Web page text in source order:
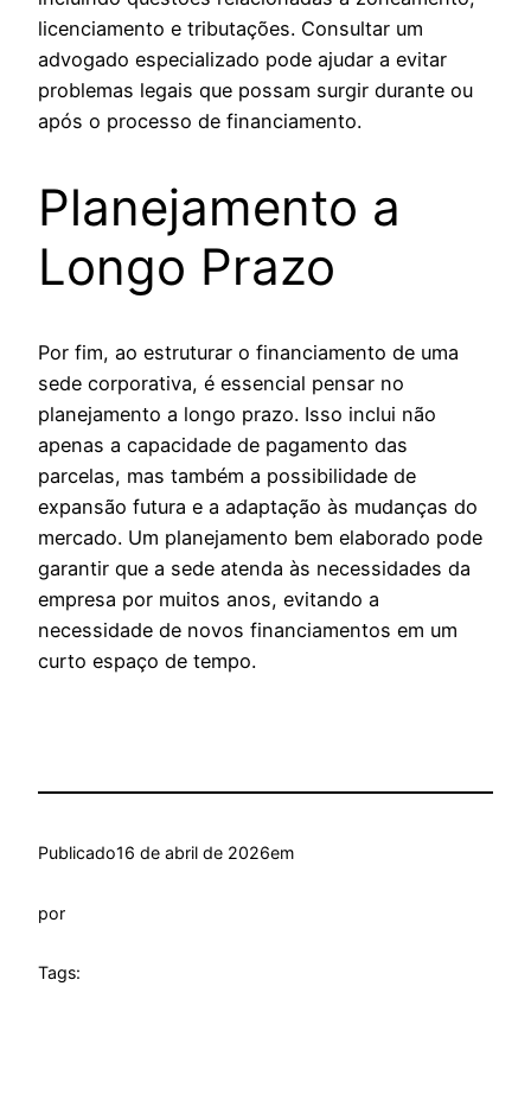
licenciamento e tributações. Consultar um
advogado especializado pode ajudar a evitar
problemas legais que possam surgir durante ou
após o processo de financiamento.
Planejamento a
Longo Prazo
Por fim, ao estruturar o financiamento de uma
sede corporativa, é essencial pensar no
planejamento a longo prazo. Isso inclui não
apenas a capacidade de pagamento das
parcelas, mas também a possibilidade de
expansão futura e a adaptação às mudanças do
mercado. Um planejamento bem elaborado pode
garantir que a sede atenda às necessidades da
empresa por muitos anos, evitando a
necessidade de novos financiamentos em um
curto espaço de tempo.
Publicado16 de abril de 2026em
por
Tags: